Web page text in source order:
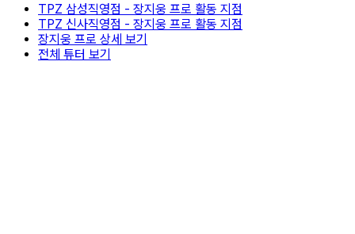
TPZ 삼성직영점 - 장지웅 프로 활동 지점
TPZ 신사직영점 - 장지웅 프로 활동 지점
장지웅 프로 상세 보기
전체 튜터 보기